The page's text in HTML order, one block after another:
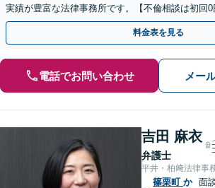
実績が豊富な法律事務所です。【不倫相談は初回
ご契約まで対応可/来所不要】
料金表を見る
電話でお問い合わせ メー
吉田 麻衣
弁護士
平井・柏﨑法律事
篠栗町 か 面